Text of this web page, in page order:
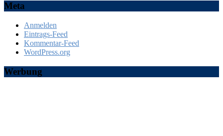
Meta
Anmelden
Eintrags-Feed
Kommentar-Feed
WordPress.org
Werbung